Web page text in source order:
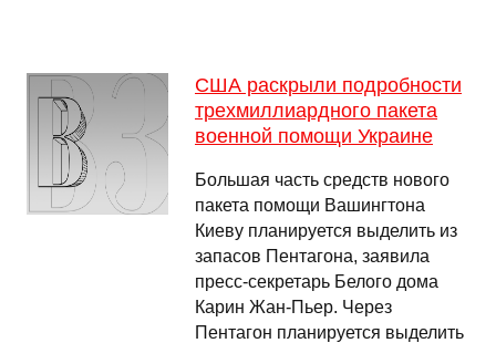
США раскрыли подробности
трехмиллиардного пакета
военной помощи Украине
Большая часть средств нового
пакета помощи Вашингтона
Киеву планируется выделить из
запасов Пентагона, заявила
пресс-секретарь Белого дома
Карин Жан-Пьер. Через
Пентагон планируется выделить